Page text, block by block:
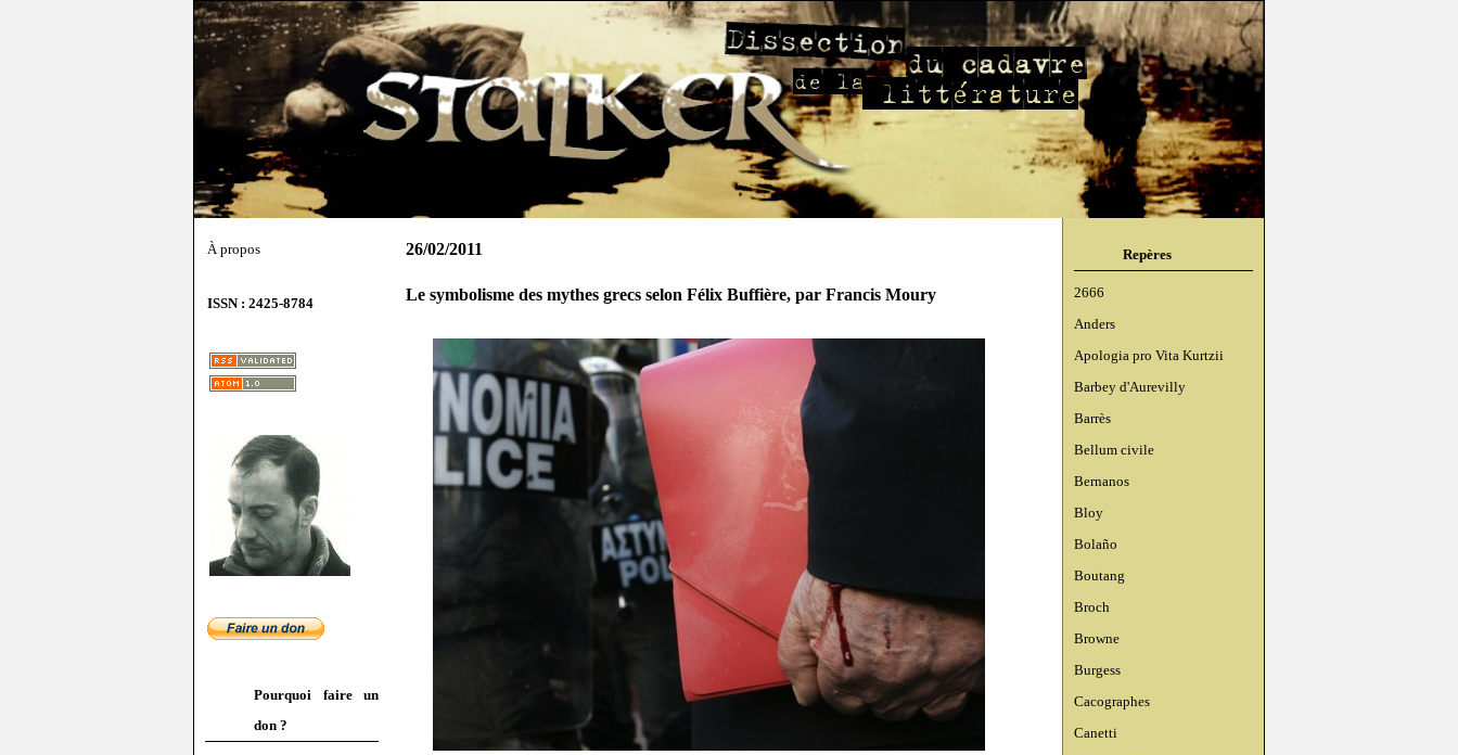
À propos
ISSN : 2425-8784
Pourquoi faire un
don ?
Repères
2666
Anders
Apologia pro Vita Kurtzii
Barbey d'Aurevilly
Barrès
Bellum civile
Bernanos
Bloy
Bolaño
Boutang
Broch
Browne
Burgess
Cacographes
Canetti
26/02/2011
Le symbolisme des mythes grecs selon Félix Buffière, par Francis Moury